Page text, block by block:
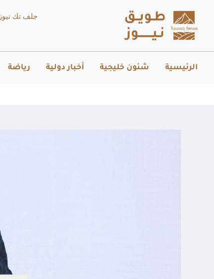
جلف تك نيوز
الرئيسية شئون خليجية أخبار دولية رياضة